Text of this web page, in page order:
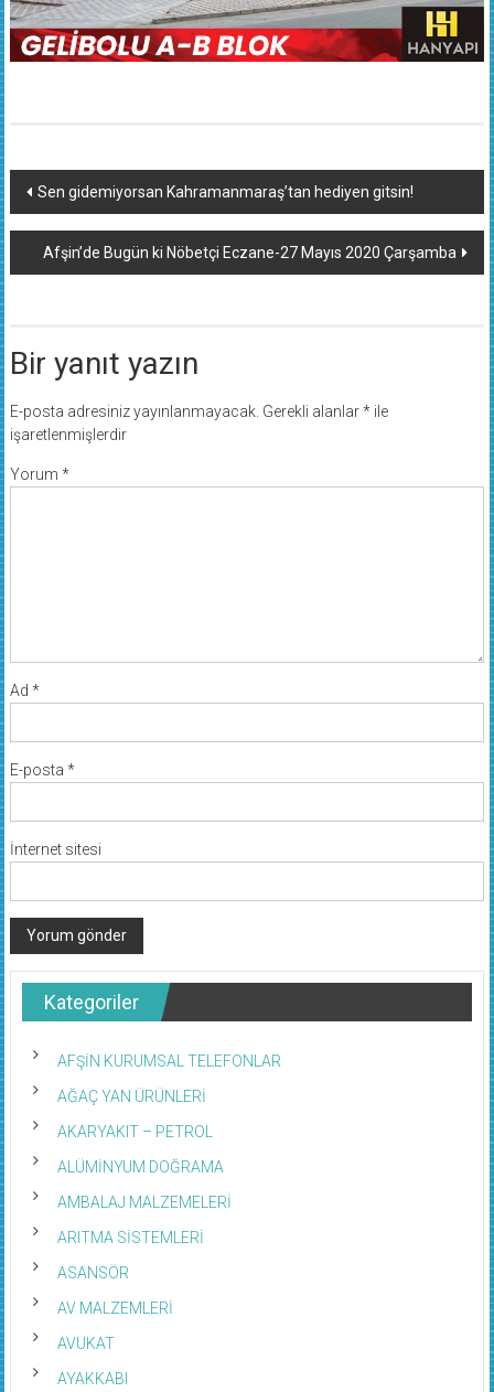
Yazı
dolaşımı
Sen gidemiyorsan Kahramanmaraş’tan hediyen gitsin!
Afşin’de Bugün ki Nöbetçi Eczane-27 Mayıs 2020 Çarşamba
Bir yanıt yazın
E-posta adresiniz yayınlanmayacak. Gerekli alanlar*ile
işaretlenmişlerdir
Yorum *
Ad *
E-posta *
İnternet sitesi
Kategoriler
AFŞİN KURUMSAL TELEFONLAR
AĞAÇ YAN ÜRÜNLERİ
AKARYAKIT – PETROL
ALÜMİNYUM DOĞRAMA
AMBALAJ MALZEMELERİ
ARITMA SİSTEMLERİ
ASANSÖR
AV MALZEMLERİ
AVUKAT
AYAKKABI